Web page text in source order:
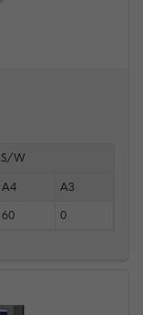
S/W
A4 A3
60 0